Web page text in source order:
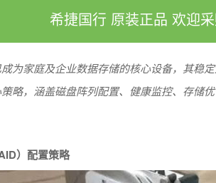
希捷国行 原装正品 欢迎
为家庭及企业数据存储的核心设备，其稳
略，涵盖磁盘阵列配置、健康监控、存储
）配置策略